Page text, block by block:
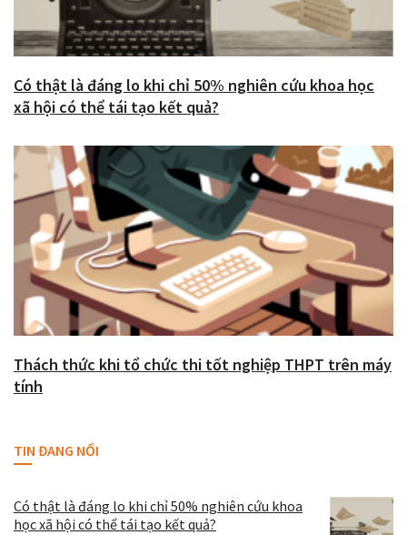
Có thật là đáng lo khi chỉ 50% nghiên cứu khoa học
xã hội có thể tái tạo kết quả?
Thách thức khi tổ chức thi tốt nghiệp THPT trên máy
tính
TIN ĐANG NỔI
Có thật là đáng lo khi chỉ 50% nghiên cứu khoa
học xã hội có thể tái tạo kết quả?